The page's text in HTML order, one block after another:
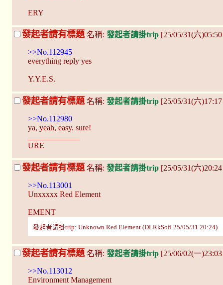
ERY
發起者請有標題 名稱: 發起者請掛trip [25/05/31(六
>>No.112945
everything reply yes
Y.Y.E.S.
發起者請有標題 名稱: 發起者請掛trip [25/05/31(六
>>No.112980
ya, yeah, easy, sure!
URE
發起者請有標題 名稱: 發起者請掛trip [25/05/31(六
>>No.113001
Unxxxxx Red Element
EMENT
發起者請掛trip: Unknown Red Element (DLRkSofI 25/05/31 20:24)
發起者請有標題 名稱: 發起者請掛trip [25/06/02(一
>>No.113012
Environment Management